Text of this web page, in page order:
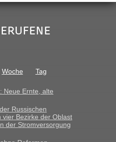
Woche Tag
Neue Ernte, alte
Russischen
vier Bezirke der Oblast
der Stromversorgung